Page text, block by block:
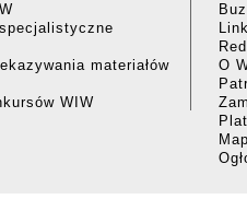
materiałów
WIW
O